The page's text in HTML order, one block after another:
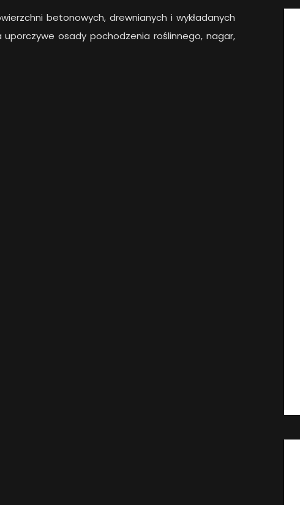
betonowych, drewnianych i wykładanych
osady pochodzenia roślinnego, nagar,